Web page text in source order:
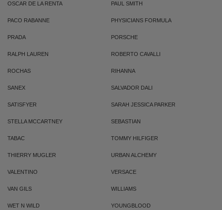
OSCAR DE LA RENTA PAUL SMITH
PACO RABANNE PHYSICIANS FORMULA
PRADA PORSCHE
RALPH LAUREN ROBERTO CAVALLI
ROCHAS RIHANNA
SANEX SALVADOR DALI
SATISFYER SARAH JESSICA PARKER
STELLA MCCARTNEY SEBASTIAN
TABAC TOMMY HILFIGER
THIERRY MUGLER URBAN ALCHEMY
VALENTINO VERSACE
VAN GILS WILLIAMS
WET N WILD YOUNGBLOOD